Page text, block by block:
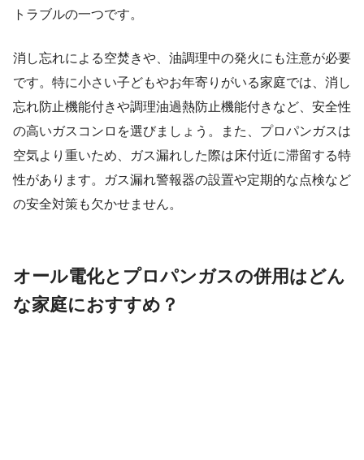
トラブルの一つです。
消し忘れによる空焚きや、油調理中の発火にも注意が必要
です。特に小さい子どもやお年寄りがいる家庭では、消し
忘れ防止機能付きや調理油過熱防止機能付きなど、安全性
の高いガスコンロを選びましょう。また、プロパンガスは
空気より重いため、ガス漏れした際は床付近に滞留する特
性があります。ガス漏れ警報器の設置や定期的な点検など
の安全対策も欠かせません。
オール電化とプロパンガスの併用はどん
な家庭におすすめ？